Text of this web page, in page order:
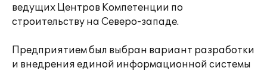
ведущих Центров Компетенции по
строительству на Северо-западе.
Предприятием был выбран вариант разработки
и внедрения единой информационной системы